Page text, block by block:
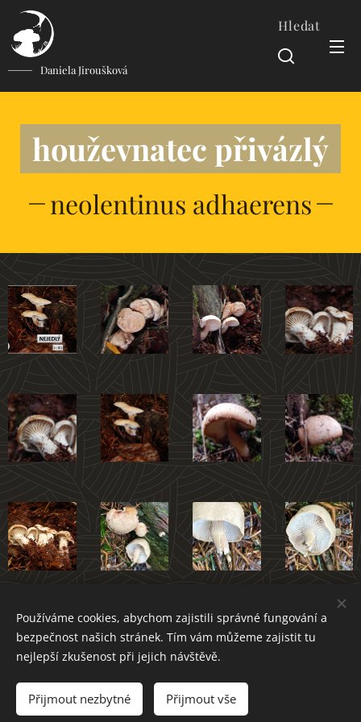
Daniela Jiroušková
Hledat
houževnatec přivázlý
neolentinus adhaerens
Atlas hub Novoměstska
Cookies
Používáme cookies, abychom zajistili správné fungování a
bezpečnost našich stránek. Tím vám můžeme zajistit tu
nejlepší zkušenost při jejich návštěvě.
Přijmout nezbytné Přijmout vše